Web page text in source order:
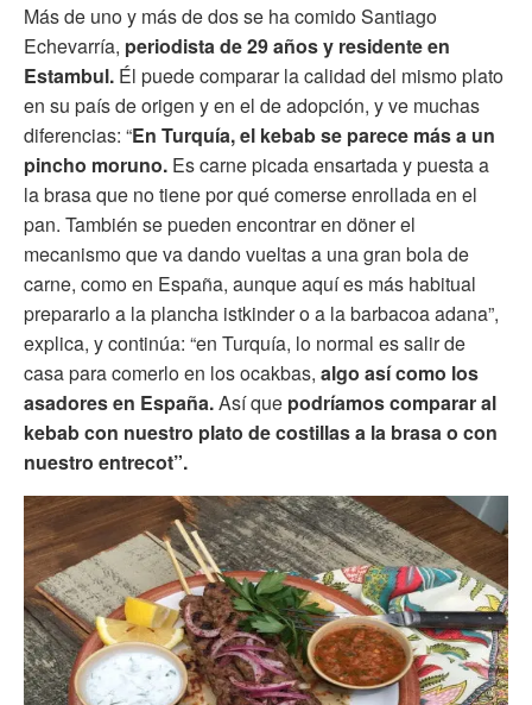
Más de uno y más de dos se ha comido Santiago
Echevarría, periodista de 29 años y residente en
Estambul. Él puede comparar la calidad del mismo plato
en su país de origen y en el de adopción, y ve muchas
diferencias: “En Turquía, el kebab se parece más a un
pincho moruno. Es carne picada ensartada y puesta a
la brasa que no tiene por qué comerse enrollada en el
pan. También se pueden encontrar en döner el
mecanismo que va dando vueltas a una gran bola de
carne, como en España, aunque aquí es más habitual
prepararlo a la plancha istkinder o a la barbacoa adana”,
explica, y continúa: “en Turquía, lo normal es salir de
casa para comerlo en los ocakbas, algo así como los
asadores en España.Así que podríamos comparar al
kebab con nuestro plato de costillas a la brasa o con
nuestro entrecot”.